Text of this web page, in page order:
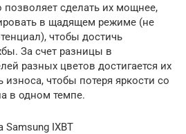
сделать их мощнее,
в щадящем режиме (не
чтобы достичь
За счет разницы в
разных цветов достигается их
износа, чтобы потеря яркости со
в одном темпе.
Samsung IXBT